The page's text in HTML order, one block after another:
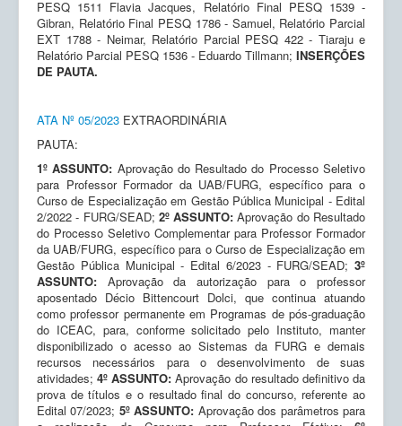
PESQ 1511 Flavia Jacques, Relatório Final PESQ 1539 -
Gibran, Relatório Final PESQ 1786 - Samuel, Relatório Parcial
EXT 1788 - Neimar, Relatório Parcial PESQ 422 - Tiaraju e
Relatório Parcial PESQ 1536 - Eduardo Tillmann; INSERÇÕES
DE PAUTA.
ATA Nº 05/2023 EXTRAORDINÁRIA
PAUTA:
1º ASSUNTO: Aprovação do Resultado do Processo Seletivo
para Professor Formador da UAB/FURG, específico para o
Curso de Especialização em Gestão Pública Municipal - Edital
2/2022 - FURG/SEAD; 2º ASSUNTO:Aprovação do Resultado
do Processo Seletivo Complementar para Professor Formador
da UAB/FURG, específico para o Curso de Especialização em
Gestão Pública Municipal - Edital 6/2023 - FURG/SEAD; 3º
ASSUNTO: Aprovação da autorização para o professor
aposentado Décio Bittencourt Dolci, que continua atuando
como professor permanente em Programas de pós-graduação
do ICEAC, para, conforme solicitado pelo Instituto, manter
disponibilizado o acesso ao Sistemas da FURG e demais
recursos necessários para o desenvolvimento de suas
atividades;4º ASSUNTO:Aprovação do resultado definitivo da
prova de títulos e o resultado final do concurso, referente ao
Edital 07/2023; 5º ASSUNTO: Aprovação dos parâmetros para